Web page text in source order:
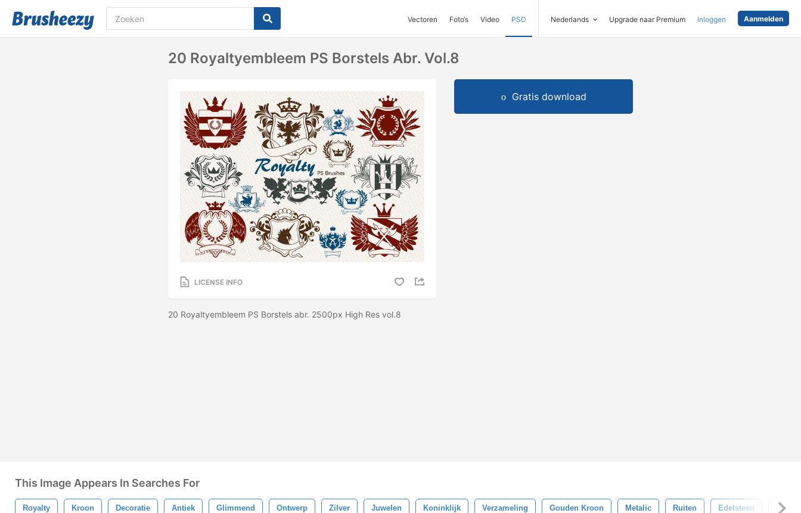
Vectoren Foto‘s Video PSD Nederlands Upgrade naar Premium Inloggen Aanmelden
20 Royaltyembleem PS Borstels Abr. Vol.8
LICENSE INFO
20 Royaltyembleem PS Borstels abr. 2500px High Res vol.8
Gratis download
This Image Appears In Searches For
Royalty Kroon Decoratie Antiek Glimmend Ontwerp Zilver Juwelen Koninklijk Verzameling Gouden Kroon Metalic Ruiten Edelsteen